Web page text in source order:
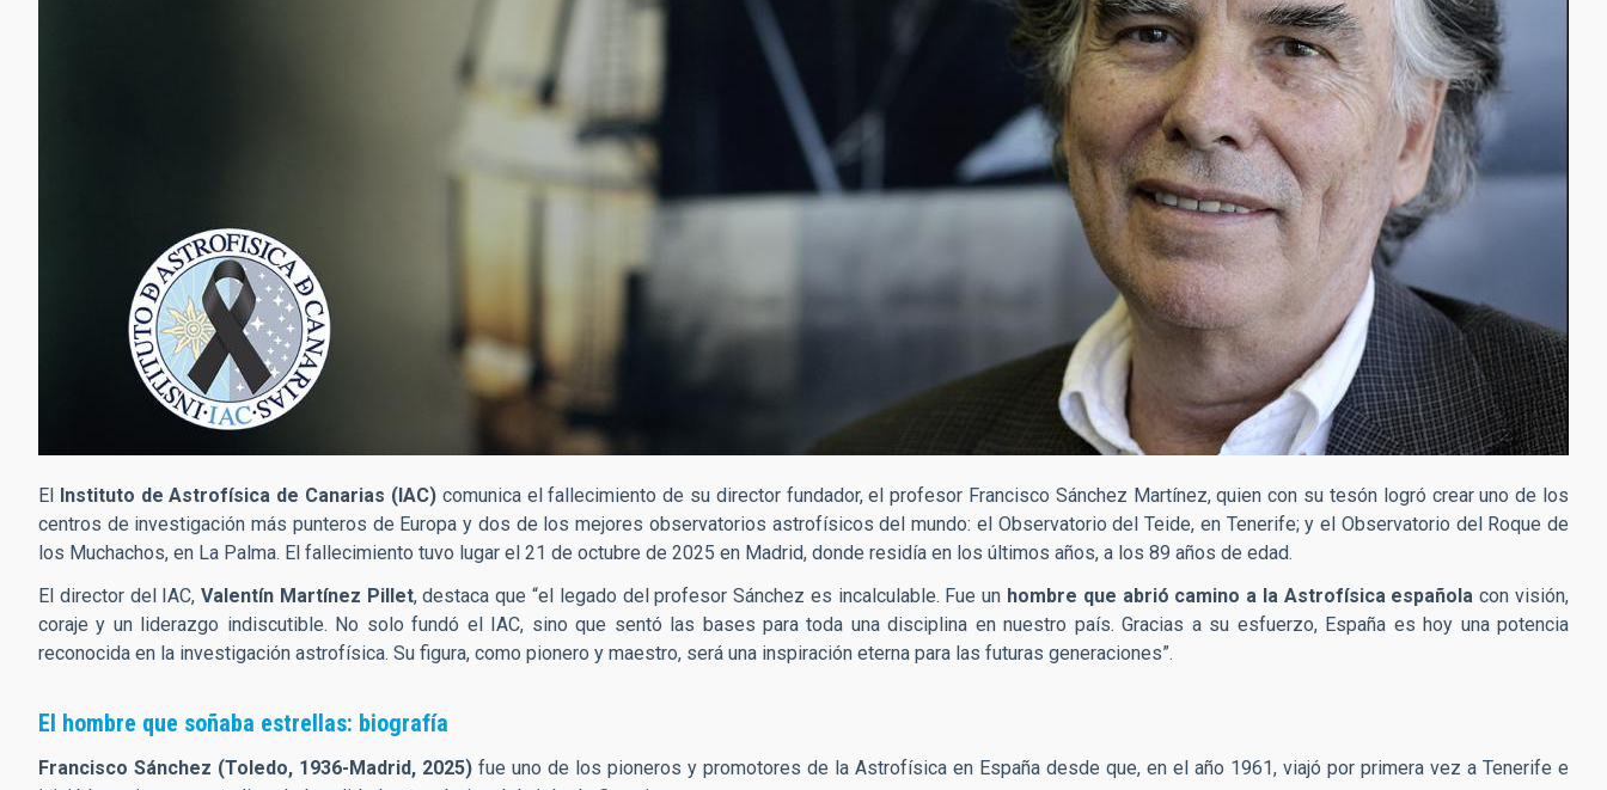
El Instituto de Astrofísica de Canarias (IAC) comunica el fallecimiento de su director fundador, el profesor Francisco Sánchez Martínez, quien con su tesón logró crear uno de los
centros de investigación más punteros de Europa y dos de los mejores observatorios astrofísicos del mundo: el Observatorio del Teide, en Tenerife; y el Observatorio del Roque de
los Muchachos, en La Palma. El fallecimiento tuvo lugar el 21 de octubre de 2025 en Madrid, donde residía en los últimos años, a los 89 años de edad.
El director del IAC,Valentín Martínez Pillet, destaca que “el legado del profesor Sánchez es incalculable. Fue un hombre que abrió camino a la Astrofísica española con visión,
coraje y un liderazgo indiscutible. No solo fundó el IAC, sino que sentó las bases para toda una disciplina en nuestro país. Gracias a su esfuerzo, España es hoy una potencia
reconocida en la investigación astrofísica. Su figura, como pionero y maestro, será una inspiración eterna para las futuras generaciones”.
El hombre que soñaba estrellas: biografía
Francisco Sánchez (Toledo, 1936-Madrid, 2025) fue uno de los pioneros y promotores de la Astrofísica en España desde que, en el año 1961, viajó por primera vez a Tenerife e